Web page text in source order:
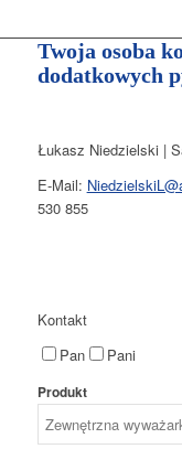
Twoja osoba
dodatkowych
Łukasz Niedzielski |
E-Mail:
530 855
Kontakt
Pan
Pani
Produkt